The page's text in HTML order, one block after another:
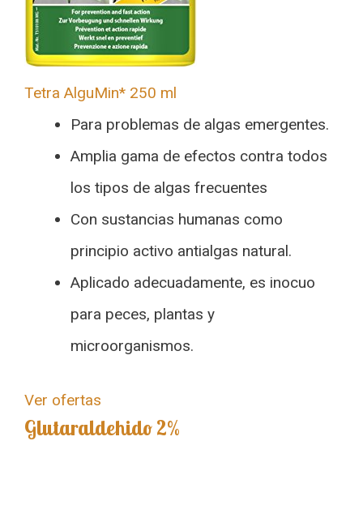
Tetra AlguMin* 250 ml
Para problemas de algas emergentes.
Amplia gama de efectos contra todos
los tipos de algas frecuentes
Con sustancias humanas como
principio activo antialgas natural.
Aplicado adecuadamente, es inocuo
para peces, plantas y
microorganismos.
Ver ofertas
Glutaraldehido 2%